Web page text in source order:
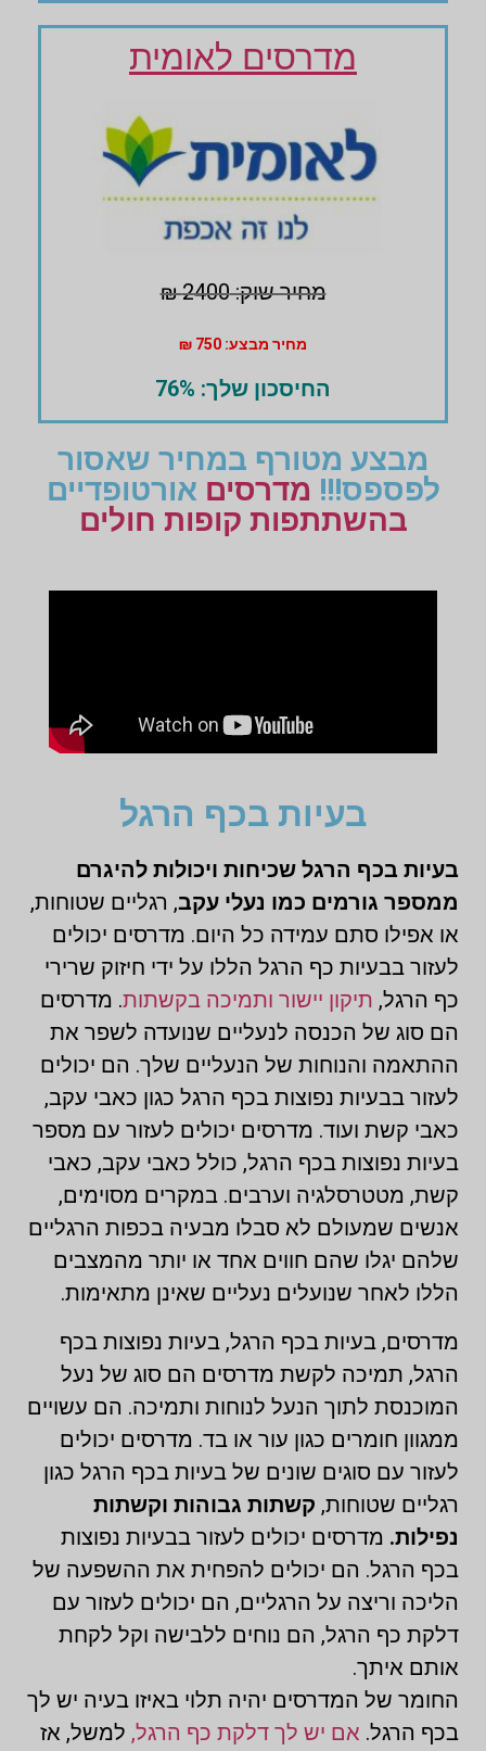
מדרסים לאומית
מחיר שוק: 2400 ₪
מחיר מבצע: 750 ₪
החיסכון שלך: 76%
מבצע מטורף במחיר שאסור
לפספס!!! מדרסים אורטופדיים
בהשתתפות קופות חולים
בעיות בכף הרגל
בעיות בכף הרגל שכיחות ויכולות להיגרם
ממספר גורמים כמו נעלי עקב, רגליים שטוחות,
או אפילו סתם עמידה כל היום. מדרסים יכולים
לעזור בבעיות כף הרגל הללו על ידי חיזוק שרירי
כף הרגל, תיקון יישור ותמיכה בקשתות. מדרסים
הם סוג של הכנסה לנעליים שנועדה לשפר את
ההתאמה והנוחות של הנעליים שלך. הם יכולים
לעזור בבעיות נפוצות בכף הרגל כגון כאבי עקב,
כאבי קשת ועוד. מדרסים יכולים לעזור עם מספר
בעיות נפוצות בכף הרגל, כולל כאבי עקב, כאבי
קשת, מטטרסלגיה וערבים. במקרים מסוימים,
אנשים שמעולם לא סבלו מבעיה בכפות הרגליים
שלהם יגלו שהם חווים אחד או יותר מהמצבים
הללו לאחר שנועלים נעליים שאינן מתאימות.
מדרסים, בעיות בכף הרגל, בעיות נפוצות בכף
הרגל, תמיכה לקשת מדרסים הם סוג של נעל
המוכנסת לתוך הנעל לנוחות ותמיכה. הם עשויים
ממגוון חומרים כגון עור או בד. מדרסים יכולים
לעזור עם סוגים שונים של בעיות בכף הרגל כגון
רגליים שטוחות, קשתות גבוהות וקשתות
נפילות. מדרסים יכולים לעזור בבעיות נפוצות
בכף הרגל. הם יכולים להפחית את ההשפעה של
הליכה וריצה על הרגליים, הם יכולים לעזור עם
דלקת כף הרגל, הם נוחים ללבישה וקל לקחת
אותם איתך.
החומר של המדרסים יהיה תלוי באיזו בעיה יש לך
בכף הרגל. אם יש לך דלקת כף הרגל, למשל, אז